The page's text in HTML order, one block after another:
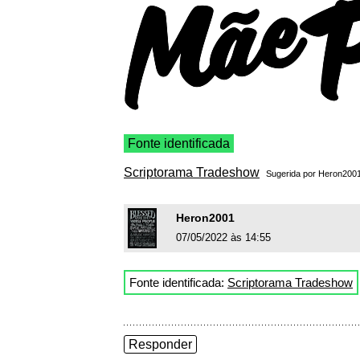
Fonte identificada
Scriptorama Tradeshow Sugerida por
Heron2001
07/05/2022 às 14:55
Fonte identificada: Scriptorama Tradeshow
Responder